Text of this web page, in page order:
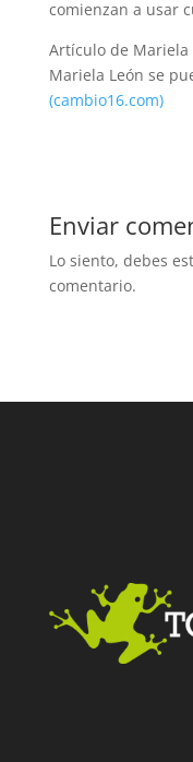
comienzan a usar
Artículo de Mariela
Mariela León se
(cambio16.com)
Enviar
Lo siento, debes
comentario.